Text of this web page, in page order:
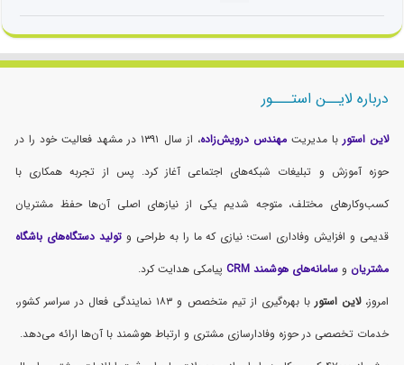
ها
درباره لایــن استـــور
لاین استور با مدیریتمهندس درویش‌زاده
، از سال ۱۳۹۱ در مشهد فعالیت خود را در
حوزه آموزش و تبلیغات شبکه‌های اجتماعی آغاز کرد. پس از تجربه همکاری با
کسب‌وکارهای مختلف، متوجه شدیم یکی از نیازهای اصلی آن‌ها حفظ مشتریان
قدیمی و افزایش وفاداری است؛ نیازی که ما را به طراحی وتولید دستگاه‌های باشگاه
مشتریان وسامانه‌های هوشمند CRM
پیامکی هدایت کرد.
امروز،لاین استور
با بهره‌گیری از تیم متخصص و ۱۸۳ نمایندگی فعال در سراسر کشور،
خدمات تخصصی در حوزه وفادارسازی مشتری و ارتباط هوشمند با آن‌ها ارائه می‌دهد.